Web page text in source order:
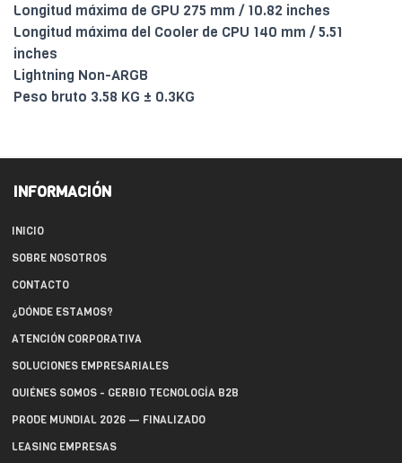
Longitud máxima de GPU 275 mm / 10.82 inches
Longitud máxima del Cooler de CPU 140 mm / 5.51
inches
Lightning Non-ARGB
Peso bruto 3.58 KG ± 0.3KG
INFORMACIÓN
INICIO
SOBRE NOSOTROS
CONTACTO
¿DÓNDE ESTAMOS?
ATENCIÓN CORPORATIVA
SOLUCIONES EMPRESARIALES
QUIÉNES SOMOS - GERBIO TECNOLOGÍA B2B
PRODE MUNDIAL 2026 — FINALIZADO
LEASING EMPRESAS